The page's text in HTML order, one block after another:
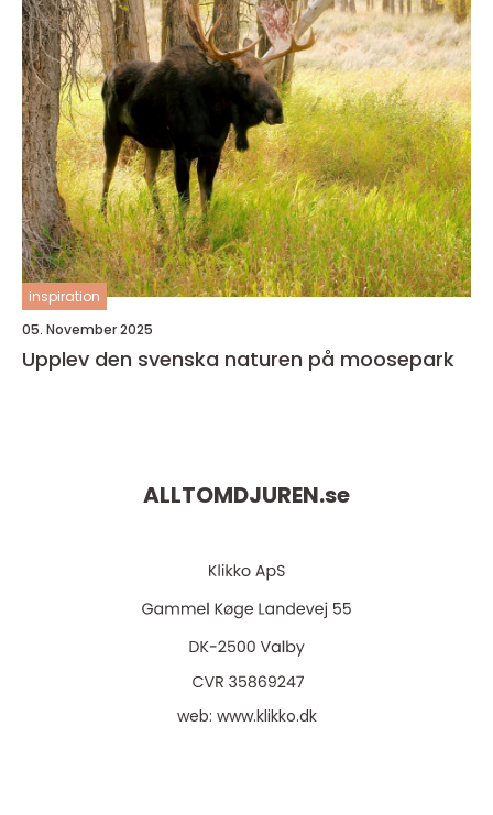
inspiration
05. November 2025
Upplev den svenska naturen på moosepark
ALLTOMDJUREN.se
web: www.klikko.dk